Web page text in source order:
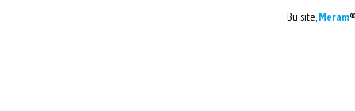
Bu site,Meram